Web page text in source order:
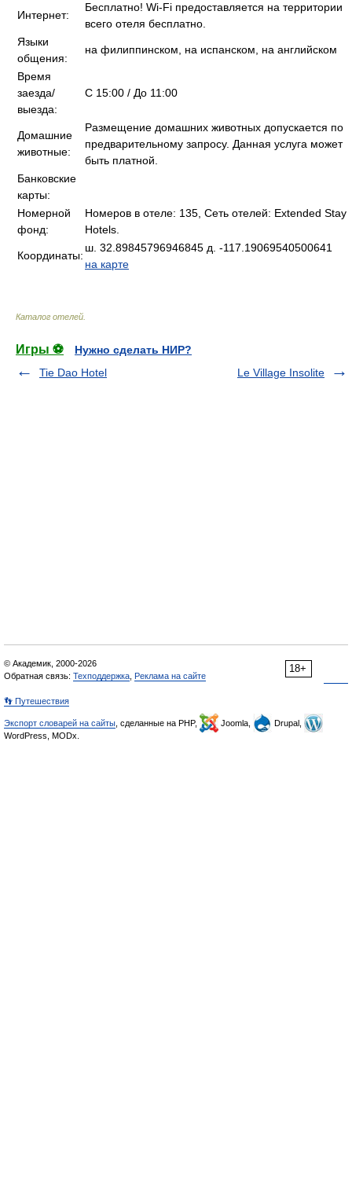
Интернет:
Бесплатно! Wi-Fi предоставляется на территории
всего отеля бесплатно.
Языки
общения:
на филиппинском, на испанском, на английском
Время
заезда/
выезда:
C 15:00 / До 11:00
Домашние
животные:
Размещение домашних животных допускается по
предварительному запросу. Данная услуга может
быть платной.
Банковские
карты:
Номерной
фонд:
Номеров в отеле: 135, Сеть отелей: Extended Stay
Hotels.
Координаты:
ш. 32.89845796946845 д. -117.19069540500641
на карте
Каталог отелей
Игры ⚽
Нужно сделать НИР?
Tie Dao Hotel
Le Village Insolite
18+
© Академик, 2000-2026
Обратная связь: Техподдержка Реклама на сайте
👣 Путешествия
Экспорт словарей на сайты , сделанные на PHP, Joomla,
Drupal,
WordPress, MODx.